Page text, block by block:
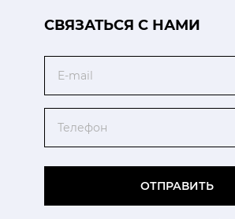
CВЯЗАТЬСЯ С НАМИ
ОТПРАВИТЬ